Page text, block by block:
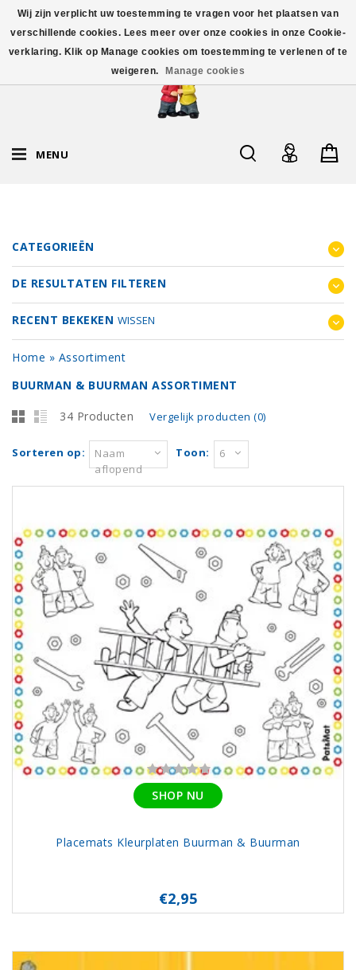
MENU
CATEGORIEËN
DE RESULTATEN FILTEREN
RECENT BEKEKEN WISSEN
Home » Assortiment
BUURMAN & BUURMAN ASSORTIMENT
34 Producten Vergelijk producten (0)
Sorteren op:
Naam
aflopend
Toon: 6
SHOP NU
Placemats Kleurplaten Buurman & Buurman
€2,95
Wij zijn verplicht uw toestemming te vragen voor het plaatsen van
verschillende cookies. Lees meer over onze cookies in onze Cookie-
verklaring. Klik op Manage cookies om toestemming te verlenen of te
weigeren.
Manage cookies